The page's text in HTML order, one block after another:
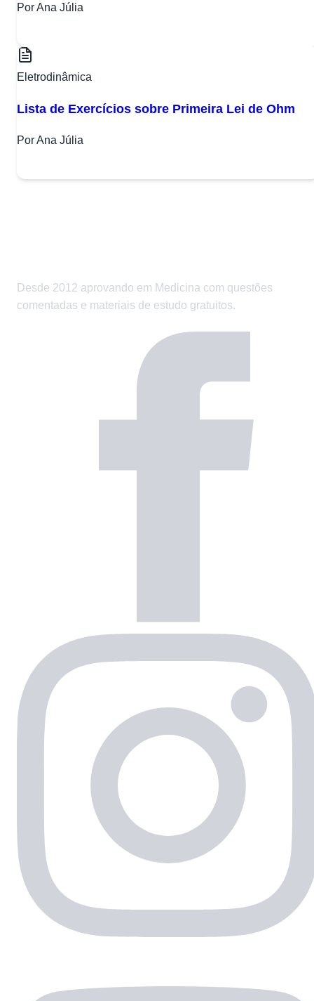
Por Ana Júlia
Eletrodinâmica
Lista de Exercícios sobre Primeira Lei de Ohm
Por Ana Júlia
Desde 2012 aprovando em Medicina com questões
comentadas e materiais de estudo gratuitos.